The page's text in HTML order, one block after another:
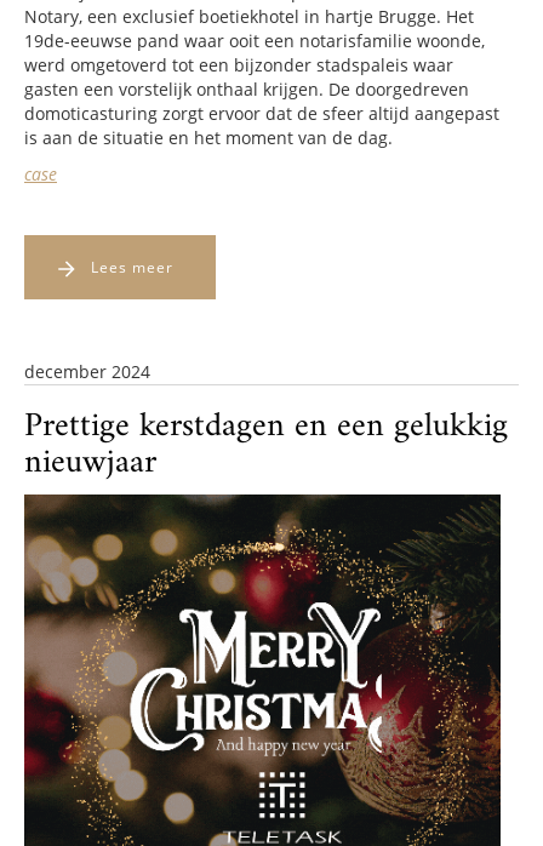
Notary, een exclusief boetiekhotel in hartje Brugge. Het
19de-eeuwse pand waar ooit een notarisfamilie woonde,
werd omgetoverd tot een bijzonder stadspaleis waar
gasten een vorstelijk onthaal krijgen. De doorgedreven
domoticasturing zorgt ervoor dat de sfeer altijd aangepast
is aan de situatie en het moment van de dag.
case
Lees meer
december 2024
Prettige kerstdagen en een gelukkig
nieuwjaar